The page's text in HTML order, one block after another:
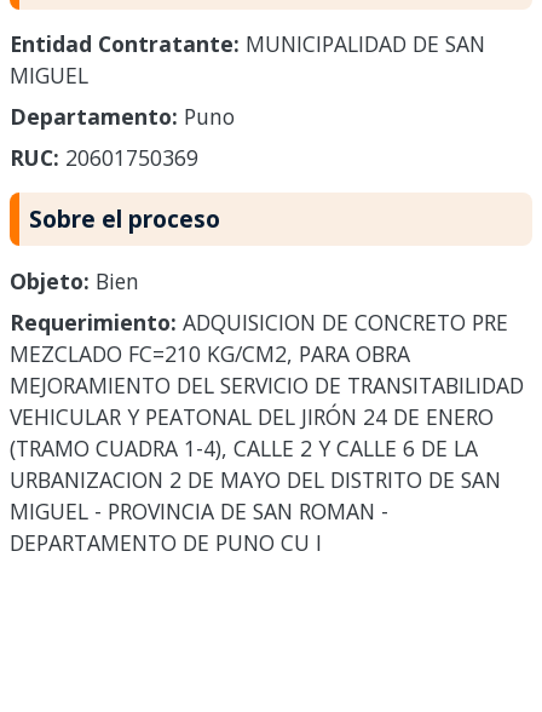
Entidad Contratante: MUNICIPALIDAD DE SAN
MIGUEL
Departamento: Puno
RUC: 20601750369
Sobre el proceso
Objeto: Bien
Requerimiento: ADQUISICION DE CONCRETO PRE
MEZCLADO FC=210 KG/CM2, PARA OBRA
MEJORAMIENTO DEL SERVICIO DE TRANSITABILIDAD
VEHICULAR Y PEATONAL DEL JIRÓN 24 DE ENERO
(TRAMO CUADRA 1-4), CALLE 2 Y CALLE 6 DE LA
URBANIZACION 2 DE MAYO DEL DISTRITO DE SAN
MIGUEL - PROVINCIA DE SAN ROMAN -
DEPARTAMENTO DE PUNO CU I